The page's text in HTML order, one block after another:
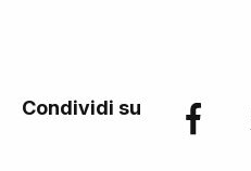
Condividi su